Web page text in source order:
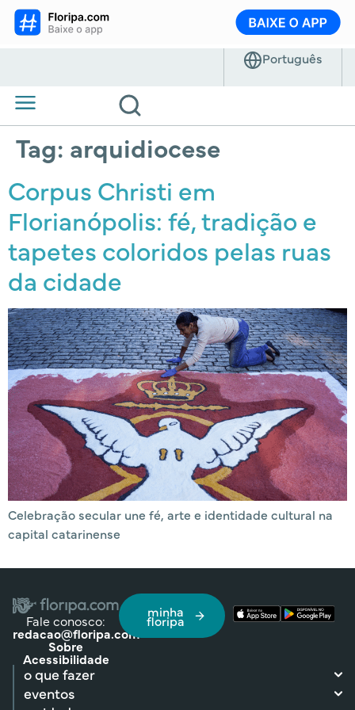
Tag: arquidiocese
Corpus Christi em
Florianópolis: fé, tradição e
tapetes coloridos pelas ruas
da cidade
Celebração secular une fé, arte e identidade cultural na
capital catarinense
Fale conosco:
redacao@floripa.com
Sobre
Acessibilidade
minha
floripa
o que fazer
eventos